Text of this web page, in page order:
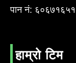
पान नं:
हाम्रो टिम